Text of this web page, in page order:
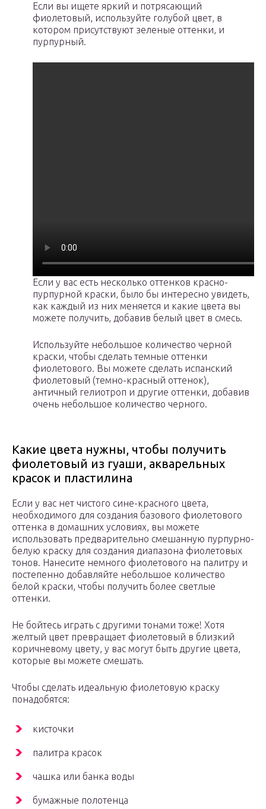
Если вы ищете яркий и потрясающий
фиолетовый, используйте голубой цвет, в
котором присутствуют зеленые оттенки, и
пурпурный.
Если у вас есть несколько оттенков красно-
пурпурной краски, было бы интересно увидеть,
как каждый из них меняется и какие цвета вы
можете получить, добавив белый цвет в смесь.
Используйте небольшое количество черной
краски, чтобы сделать темные оттенки
фиолетового. Вы можете сделать испанский
фиолетовый (темно-красный оттенок),
античный гелиотроп и другие оттенки, добавив
очень небольшое количество черного.
Какие цвета нужны, чтобы получить
фиолетовый из гуаши, акварельных
красок и пластилина
Если у вас нет чистого сине-красного цвета,
необходимого для создания базового фиолетового
оттенка в домашних условиях, вы можете
использовать предварительно смешанную пурпурно-
белую краску для создания диапазона фиолетовых
тонов. Нанесите немного фиолетового на палитру и
постепенно добавляйте небольшое количество
белой краски, чтобы получить более светлые
оттенки.
Не бойтесь играть с другими тонами тоже! Хотя
желтый цвет превращает фиолетовый в близкий
коричневому цвету, у вас могут быть другие цвета,
которые вы можете смешать.
Чтобы сделать идеальную фиолетовую краску
понадобятся:
кисточки
палитра красок
чашка или банка воды
бумажные полотенца